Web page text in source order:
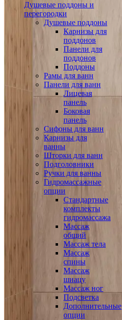
Душевые поддоны и
перегородки
Душевые поддоны
Карнизы для
поддонов
Панели для
поддонов
Поддоны
Рамы для ванн
Панели для ванн
Лицевая
панель
Боковая
панель
Сифоны для ванн
Карнизы для
ванны
Шторки для ванн
Подголовники
Ручки для ванны
Гидромассажные
опции
Стандартные
комплекты
гидромассажа
Массаж
общий
Массаж тела
Массаж
спины
Массаж
шиацу
Массаж ног
Подсветка
Дополнительные
опции